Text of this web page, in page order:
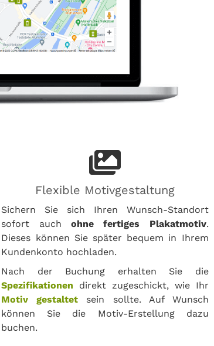
Flexible Motivgestaltung
Sichern Sie sich Ihren Wunsch-Standort
sofort auch ohne fertiges Plakatmotiv.
Dieses können Sie später bequem in Ihrem
Kundenkonto hochladen.
Nach der Buchung erhalten Sie die
Spezifikationen direkt zugeschickt, wie Ihr
Motiv gestaltet sein sollte. Auf Wunsch
können Sie die Motiv-Erstellung dazu
buchen.